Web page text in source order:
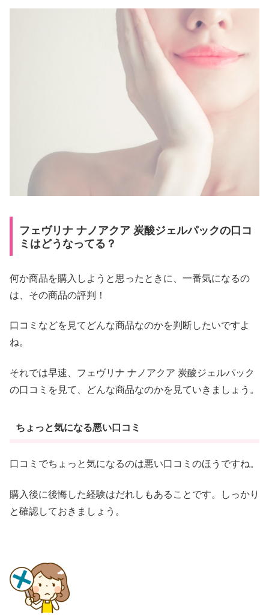
フェヴリナ ナノアクア 炭酸ジェルパックの口コ
ミはどうなってる？
何か商品を購入しようと思ったときに、一番気になるの
は、その商品の評判！
口コミなどを見てどんな商品なのかを判断したいですよ
ね。
それでは早速、フェヴリナ ナノアクア 炭酸ジェルパック
の口コミを見て、どんな商品なのかを見ていきましょう。
ちょっと気になる悪い口コミ
口コミでちょっと気になるのは悪い口コミのほうですね。
購入後に後悔した経験はだれしもあることです。しっかり
と確認しておきましょう。